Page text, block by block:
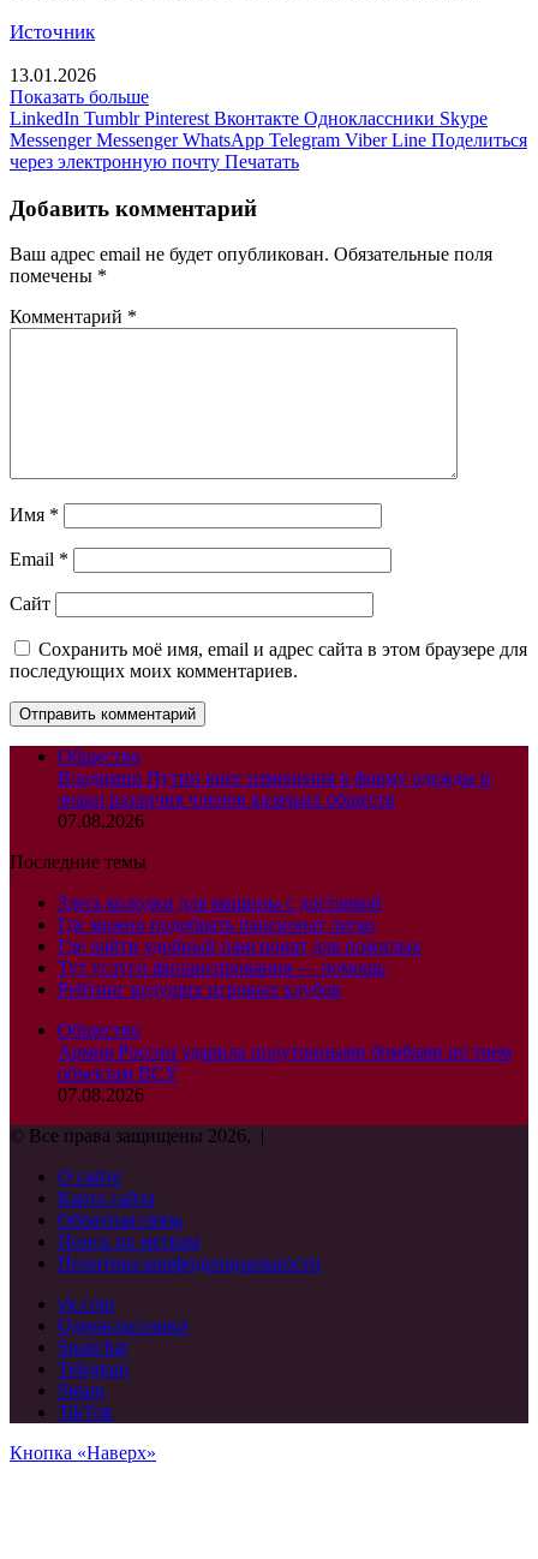
Источник
13.01.2026
Показать больше
LinkedIn Tumblr Pinterest Вконтакте Одноклассники Skype
Messenger Messenger WhatsApp Telegram Viber Line Поделиться
через электронную почту Печатать
Добавить комментарий
Ваш адрес email не будет опубликован. Обязательные поля
помечены *
Комментарий *
Имя *
Email *
Сайт
Сохранить моё имя, email и адрес сайта в этом браузере для
последующих моих комментариев.
Общество
Владимир Путин внес изменения в форму одежды и
знаки различия членов казачьих обществ
07.08.2026
Последние темы
Здесь колодки для машины с доставкой
Где можно подобрать пансионат легко
Где найти удобный пансионат для пожилых
Тут услуги финансирования — помощь
Рейтинг ведущих игровых клубов
Общество
Армия России ударила полутонными бомбами по трем
объектам ВСУ
07.08.2026
© Все права защищены 2026, |
О сайте
Карта сайта
Обратная связь
Поиск по меткам
Политика конфиденциальности
vk.com
Одноклассники
Snapchat
Telegram
Steam
TikTok
Кнопка «Наверх»